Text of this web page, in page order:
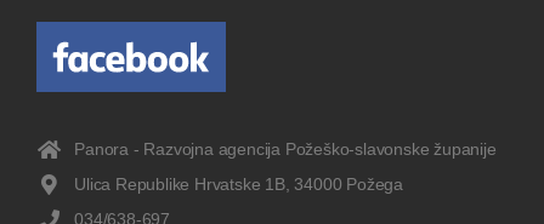
Panora - Razvojna agencija Požeško-slavonske županije
Ulica Republike Hrvatske 1B, 34000 Požega
034/638-697